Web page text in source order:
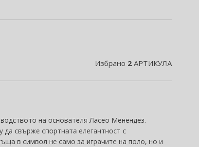
Избрано 2АРТИКУЛА
на основателя Ласео Менендез.
свърже спортната елегантност с
в символ не само за играчите на поло, но и